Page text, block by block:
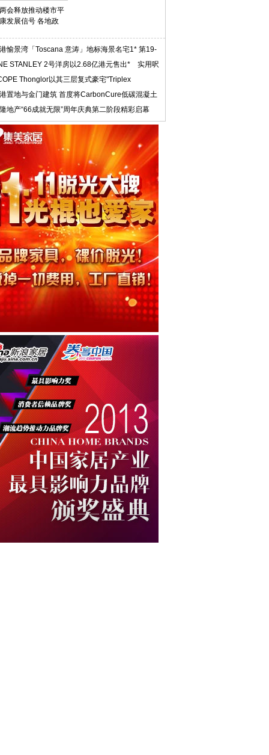
会释放推动楼市平
发展信号 各地政
愉景湾「Toscana 意涛」地标海景名宅1* 第19-
STANLEY 2号洋房以2.68亿港元售出* 实用呎
Thonglor以其三层复式豪宅"Triplex
置地与金门建筑 首度将CarbonCure低碳混凝土
地产“66成就无限”周年庆典第二阶段精彩启幕